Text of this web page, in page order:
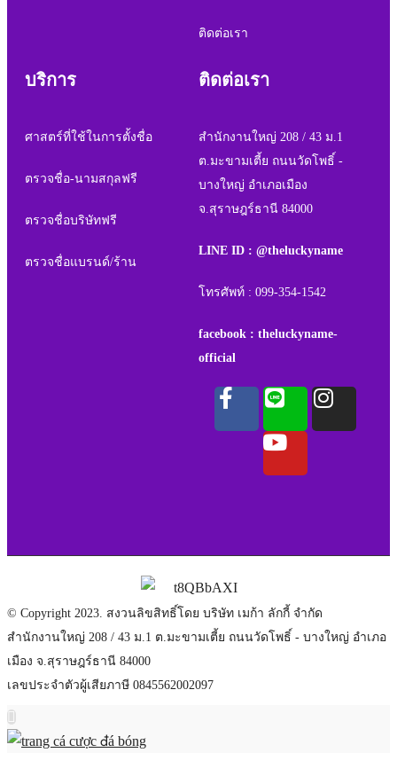
ติดต่อเรา
บริการ
ศาสตร์ที่ใช้ในการตั้งชื่อ
ตรวจชื่อ-นามสกุลฟรี
ตรวจชื่อบริษัทฟรี
ตรวจชื่อแบรนด์/ร้าน
ติดต่อเรา
สำนักงานใหญ่ 208 / 43 ม.1
ต.มะขามเตี้ย ถนนวัดโพธิ์ -
บางใหญ่ อำเภอเมือง
จ.สุราษฎร์ธานี 84000
LINE ID : @theluckyname
โทรศัพท์ : 099-354-1542
facebook : theluckyname-
official
© Copyright 2023. สงวนลิขสิทธิ์โดย บริษัท เมก้า ลักกี้ จำกัด
สำนักงานใหญ่ 208 / 43 ม.1 ต.มะขามเตี้ย ถนนวัดโพธิ์ - บางใหญ่ อำเภอ
เมือง จ.สุราษฎร์ธานี 84000
เลขประจำตัวผู้เสียภาษี 0845562002097